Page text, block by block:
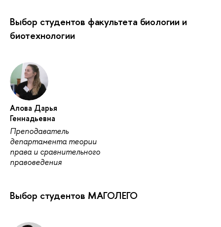
Выбор студентов факультета биологии и
биотехнологии
Алова Дарья
Геннадьевна
Преподаватель
департамента теории
права и сравнительного
правоведения
Выбор студентов МАГОЛЕГО